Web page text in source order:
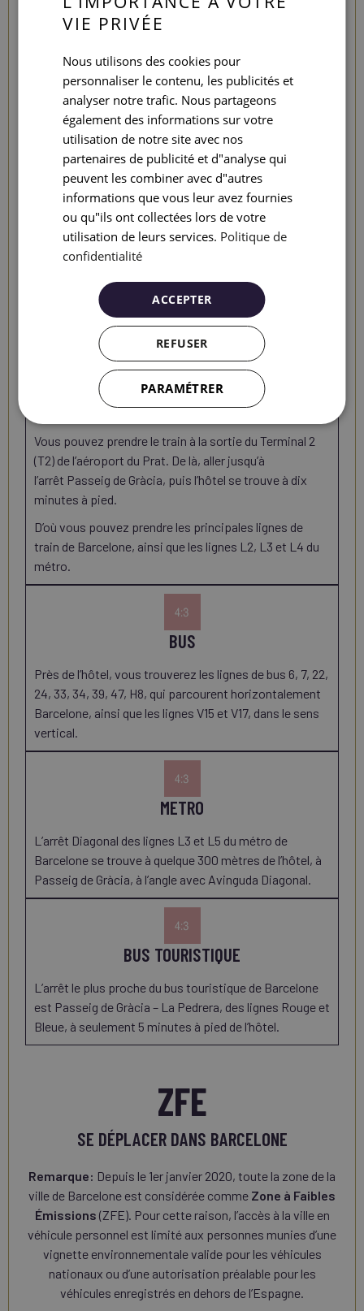
AEROBUS
terminaux de l’aéroport du Prat. De là, aller jusqu’à
l’arrêt Plaça Catalunya, puis prendre la ligne L3 du
métro de Barcelone jusqu'à l’arrêt Diagonal. L’hôtel se
trouve à quelque 300 mètres de l’arrêt, à calle Córcega,
344 – 352.
MÉTRO (AÉROPORT)
À l’Aéroport du Prat (T1 et T2), prendre la ligne L9 du
changer et prendre la ligne L5 du métro jusqu'à l’arrêt
Diagonal. L’hôtel se situe à quelque 300 mètres de la
sortie du métro.
TRAIN (AÉROPORT)
Vous pouvez prendre le train à la sortie du Terminal 2
(T2) de l’aéroport du Prat. De là, aller jusqu’à
l’arrêt Passeig de Gràcia, puis l’hôtel se trouve à dix
minutes à pied.
D’où vous pouvez prendre les principales lignes de
train de Barcelone, ainsi que les lignes L2, L3 et L4 du
métro.
BUS
Près de l’hôtel, vous trouverez les lignes de bus 6, 7, 22,
24, 33, 34, 39, 47, H8, qui parcourent horizontalement
Barcelone, ainsi que les lignes V15 et V17, dans le sens
vertical.
METRO
L’arrêt Diagonal des lignes L3 et L5 du métro de
Barcelone se trouve à quelque 300 mètres de l’hôtel, à
Passeig de Gràcia, à l’angle avec Avinguda Diagonal.
BUS TOURISTIQUE
L’arrêt le plus proche du bus touristique de Barcelone
est Passeig de Gràcia – La Pedrera, des lignes Rouge et
Bleue, à seulement 5 minutes à pied de l’hôtel.
ZFE
SE DÉPLACER DANS BARCELONE
Remarque: Depuis le 1er janvier 2020, toute la zone de la
ville de Barcelone est considérée comme Zone à Faibles
Émissions (ZFE). Pour cette raison, l’accès à la ville en
véhicule personnel est limité aux personnes munies d’une
vignette environnementale valide pour les véhicules
nationaux ou d’une autorisation préalable pour les
véhicules enregistrés en dehors de l’Espagne.
SPANISH
GERMAN
RUSSIAN
VIE PRIVÉE
Nous utilisons des cookies pour
personnaliser le contenu, les publicités et
analyser notre trafic. Nous partageons
également des informations sur votre
utilisation de notre site avec nos
partenaires de publicité et d"analyse qui
peuvent les combiner avec d"autres
informations que vous leur avez fournies
ou qu"ils ont collectées lors de votre
utilisation de leurs services. Politique de
confidentialité
ACCEPTER
REFUSER
PARAMÉTRER